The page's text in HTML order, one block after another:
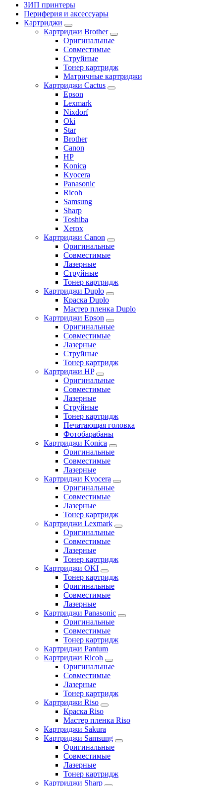
ЗИП принтеры
Периферия и аксессуары
Картриджи
Картриджи Brother
Оригинальные
Совместимые
Струйные
Тонер картридж
Матричные картриджи
Картриджи Cactus
Epson
Lexmark
Nixdorf
Oki
Star
Brother
Canon
HP
Konica
Kyocera
Panasonic
Ricoh
Samsung
Sharp
Toshiba
Xerox
Картриджи Canon
Оригинальные
Совместимые
Лазерные
Струйные
Тонер картридж
Картриджи Duplo
Краска Duplo
Мастер пленка Duplo
Картриджи Epson
Оригинальные
Совместимые
Лазерные
Струйные
Тонер картридж
Картриджи HP
Оригинальные
Совместимые
Лазерные
Струйные
Тонер картридж
Печатающая головка
Фотобарабаны
Картриджи Konica
Оригинальные
Совместимые
Лазерные
Картриджи Kyocera
Оригинальные
Совместимые
Лазерные
Тонер картридж
Картриджи Lexmark
Оригинальные
Совместимые
Лазерные
Тонер картридж
Картриджи OKI
Тонер картридж
Оригинальные
Совместимые
Лазерные
Картриджи Panasonic
Оригинальные
Совместимые
Тонер картридж
Картриджи Pantum
Картриджи Ricoh
Оригинальные
Совместимые
Лазерные
Тонер картридж
Картриджи Riso
Краска Riso
Мастер пленка Riso
Картриджи Sakura
Картриджи Samsung
Оригинальные
Совместимые
Лазерные
Тонер картридж
Картриджи Sharp